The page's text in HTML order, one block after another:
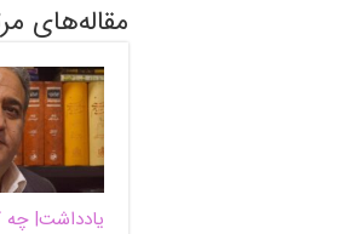
مقاله‌های
یادداشت| ‌چه